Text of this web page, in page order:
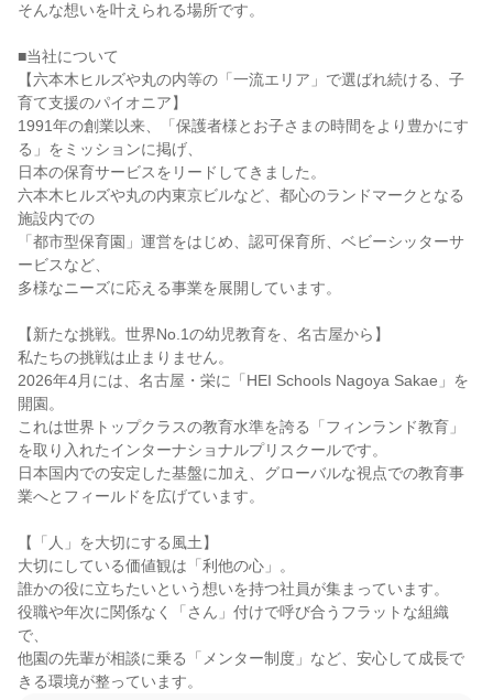
そんな想いを叶えられる場所です。
■当社について
【六本木ヒルズや丸の内等の「一流エリア」で選ばれ続ける、子
育て支援のパイオニア】
1991年の創業以来、「保護者様とお子さまの時間をより豊かにす
る」をミッションに掲げ、
日本の保育サービスをリードしてきました。
六本木ヒルズや丸の内東京ビルなど、都心のランドマークとなる
施設内での
「都市型保育園」運営をはじめ、認可保育所、ベビーシッターサ
ービスなど、
多様なニーズに応える事業を展開しています。
【新たな挑戦。世界No.1の幼児教育を、名古屋から】
私たちの挑戦は止まりません。
2026年4月には、名古屋・栄に「HEI Schools Nagoya Sakae」を
開園。
これは世界トップクラスの教育水準を誇る「フィンランド教育」
を取り入れたインターナショナルプリスクールです。
日本国内での安定した基盤に加え、グローバルな視点での教育事
業へとフィールドを広げています。
【「人」を大切にする風土】
大切にしている価値観は「利他の心」。
誰かの役に立ちたいという想いを持つ社員が集まっています。
役職や年次に関係なく「さん」付けで呼び合うフラットな組織
で、
他園の先輩が相談に乗る「メンター制度」など、安心して成長で
きる環境が整っています。